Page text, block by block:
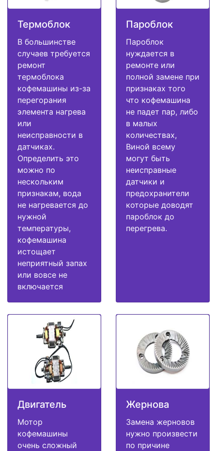
Термоблок
В большинстве
случаев требуется
ремонт
термоблока
кофемашины из-за
перегорания
элемента нагрева
или
неисправности в
датчиках.
Определить это
можно по
нескольким
признакам, вода
не нагревается до
нужной
температуры,
кофемашина
истощает
неприятный запах
или вовсе не
включается
Пароблок
Пароблок
нуждается в
ремонте или
полной замене при
признаках того
что кофемашина
не падет пар, либо
в малых
количествах,
Виной всему
могут быть
неисправные
датчики и
предохранители
которые доводят
пароблок до
перегрева.
Двигатель
Мотор
кофемашины
очень сложный
Жернова
Замена жерновов
нужно произвести
по причине